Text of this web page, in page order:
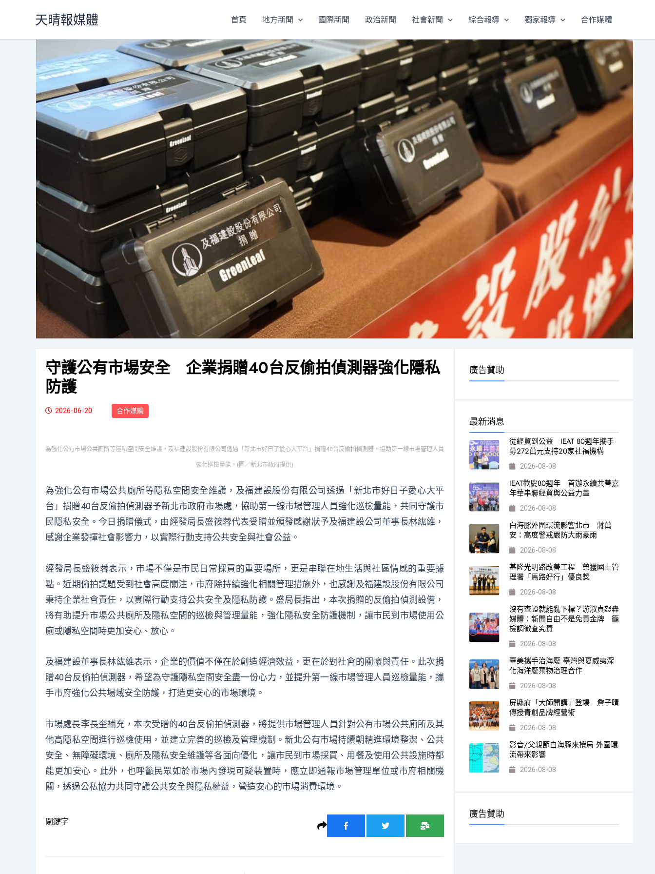
天晴報媒體 首頁 地方新聞 國際新聞 政治新聞 社會新聞 綜合報導 獨家報導 合作媒體
守護公有市場安全 企業捐贈40台反偷拍偵測器強化隱私
防護
2026-06-20 合作媒體
為強化公有市場公共廁所等隱私空間安全維護，及福建設股份有限公司透過「新北市好日子愛心大平台」捐贈40台反偷拍偵測器，協助第一線市場管理人員
強化巡檢量能。(圖／新北市政府提供)
為強化公有市場公共廁所等隱私空間安全維護，及福建設股份有限公司透過「新北市好日子愛心大平
台」捐贈40台反偷拍偵測器予新北市政府市場處，協助第一線市場管理人員強化巡檢量能，共同守護市
民隱私安全。今日捐贈儀式，由經發局長盛筱蓉代表受贈並頒發感謝狀予及福建設公司董事長林紘維，
感謝企業發揮社會影響力，以實際行動支持公共安全與社會公益。
經發局長盛筱蓉表示，市場不僅是市民日常採買的重要場所，更是串聯在地生活與社區情感的重要據
點。近期偷拍議題受到社會高度關注，市府除持續強化相關管理措施外，也感謝及福建設股份有限公司
秉持企業社會責任，以實際行動支持公共安全及隱私防護。盛局長指出，本次捐贈的反偷拍偵測設備，
將有助提升市場公共廁所及隱私空間的巡檢與管理量能，強化隱私安全防護機制，讓市民到市場使用公
廁或隱私空間時更加安心、放心。
及福建設董事長林紘維表示，企業的價值不僅在於創造經濟效益，更在於對社會的關懷與責任。此次捐
贈40台反偷拍偵測器，希望為守護隱私空間安全盡一份心力，並提升第一線市場管理人員巡檢量能，攜
手市府強化公共場域安全防護，打造更安心的市場環境。
市場處長李長奎補充，本次受贈的40台反偷拍偵測器，將提供市場管理人員針對公有市場公共廁所及其
他高隱私空間進行巡檢使用，並建立完善的巡檢及管理機制。新北公有市場持續朝精進環境整潔、公共
安全、無障礙環境、廁所及隱私安全維護等各面向優化，讓市民到市場採買、用餐及使用公共設施時都
能更加安心。此外，也呼籲民眾如於市場內發現可疑裝置時，應立即通報市場管理單位或市府相關機
關，透過公私協力共同守護公共安全與隱私權益，營造安心的市場消費環境。
關鍵字
廣告贊助
最新消息
從經貿到公益 IEAT 80週年攜手
募272萬元支持20家社福機構
2026-08-08
IEAT歡慶80週年 首辦永續共善嘉
年華串聯經貿與公益力量
2026-08-08
白海豚外圍環流影響北市 蔣萬
安：高度警戒嚴防大雨豪雨
2026-08-08
基隆光明路改善工程 榮獲國土管
理署「馬路好行」優良獎
2026-08-08
沒有查證就能亂下標？游淑貞怒轟
媒體：新聞自由不是免責金牌 籲
檢調徹查究責
2026-08-08
臺美攜手治海廢 臺灣與夏威夷深
化海洋廢棄物治理合作
2026-08-08
屏縣府「大師開講」登場 詹子晴
傳授青創品牌經營術
2026-08-08
影音/父親節白海豚來攪局 外圍環
流帶來影響
2026-08-08
廣告贊助